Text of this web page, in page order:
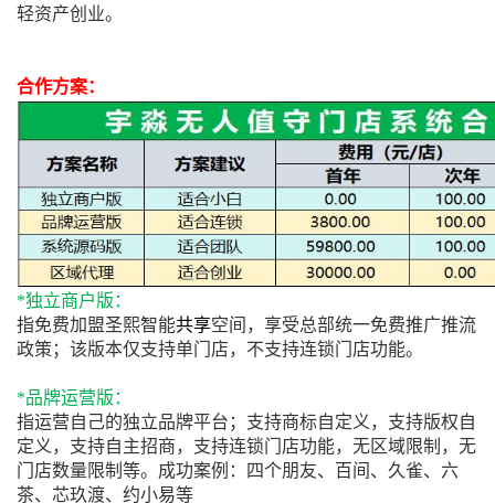
轻资产创业。
合作方案：
*独立商户版：
指免费加盟圣熙智能共享空间，享受总部统一免费推广推流
政策；该版本仅支持单门店，不支持连锁门店功能。
*品牌运营版：
指运营自己的独立品牌平台；支持商标自定义，支持版权自
定义，支持自主招商，支持连锁门店功能，无区域限制，无
门店数量限制等。成功案例：四个朋友、百间、久雀、六
茶、芯玖渡、约小易等